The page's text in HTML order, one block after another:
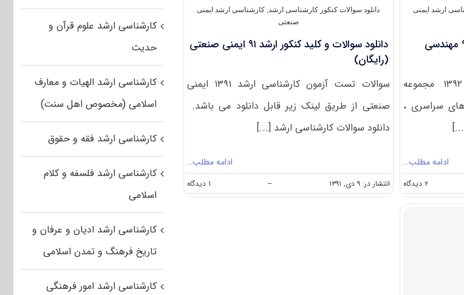
ارشد ایمنی
دانلود سوالات و کلید کنکور ارشد ۹۲ مهندسی
سوالات آزمون کارشناسی ارشد ۱۳۹۲ مجموعه
سراسری ،
ادامه مطلب…
۲ دیدگاه
دانلود
سوالات
دانلود سوالات کنکور کارشناسی ارشد, کارشناسی ارشد ایمنی
صنعتی
دانلود سوالات و کلید کنکور ارشد ۹۱ ایمنی صنعتی
(رایگان)
سوالات تست آزمون کارشناسی ارشد ۱۳۹۱ ایمنی
صنعتی از طریق لینک زیر قابل دانلود می باشد.
دانلود سوالات کارشناسی ارشد [...]
ادامه مطلب…
انتشار در: ۹ دی, ۱۳۹۱ -- ۱ دیدگاه
on
دانلود
کارشناسی ارشد علوم قرآن و
حدیث
کارشناسی ارشد الهیات و معارف
اسلامی (مخصوص اهل سنت)
کارشناسی ارشد فقه و حقوق
کارشناسی ارشد فلسفه و کلام
اسلامی
کارشناسی ارشد ادیان و عرفان و
تاریخ فرهنگ و تمدن اسلامی
کارشناسی ارشد امور فرهنگی